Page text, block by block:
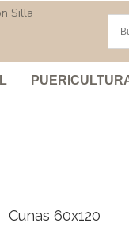
Silla
Cunas 60x120